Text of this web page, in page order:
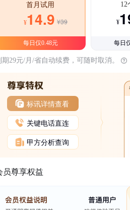
首月试用
¥14.9 ¥39
每日仅0.48元
12
¥
每日
期29元/月/省自动续费，可随时取消。
标讯详情查看
关键电话直连
甲方分析查询
员尊享权益